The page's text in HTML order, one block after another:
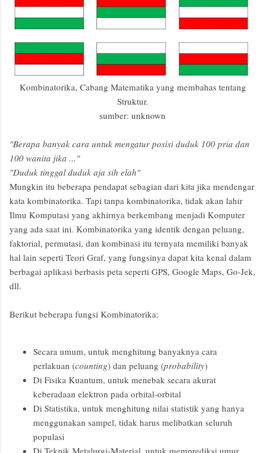
Kombinatorika, Cabang Matematika yang membahas tentang
Struktur.
sumber: unknown
"Berapa banyak cara untuk mengatur posisi duduk 100 pria dan
100 wanita jika ..."
"Duduk tinggal duduk aja sih elah"
Mungkin itu beberapa pendapat sebagian dari kita jika mendengar
kata kombinatorika. Tapi tanpa kombinatorika, tidak akan lahir
Ilmu Komputasi yang akhirnya berkembang menjadi Komputer
yang ada saat ini. Kombinatorika yang identik dengan peluang,
faktorial, permutasi, dan kombinasi itu ternyata memiliki banyak
hal lain seperti Teori Graf, yang fungsinya dapat kita kenal dalam
berbagai aplikasi berbasis peta seperti GPS, Google Maps, Go-Jek,
dll.
Berikut beberapa fungsi Kombinatorika:
Secara umum, untuk menghitung banyaknya cara
perlakuan (counting) dan peluang (probability)
Di Fisika Kuantum, untuk menebak secara akurat
keberadaan elektron pada orbital-orbital
Di Statistika, untuk menghitung nilai statistik yang hanya
menggunakan sampel, tidak harus melibatkan seluruh
populasi
Di Teknik Metalurgi-Material, untuk memprediksi umur